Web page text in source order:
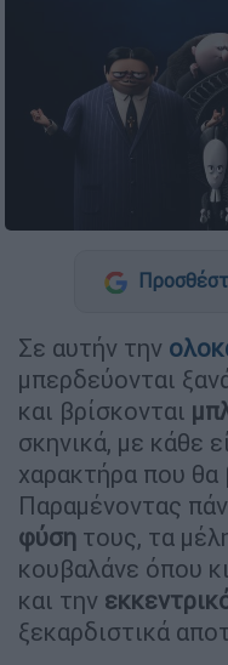
Σε αυτήν την
μπερδεύονται
και βρίσκονται
σκηνικά, με κάθε
χαρακτήρα που θα
Παραμένοντας
φύση τους, τα
κουβαλάνε όπου
και την
ξεκαρδιστικά